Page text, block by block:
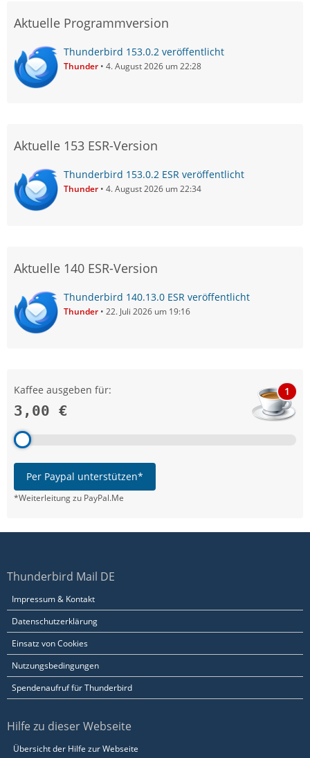
Aktuelle Programmversion
Thunderbird 153.0.2 veröffentlicht
Thunder 4. August 2026 um 22:28
Aktuelle 153 ESR-Version
Thunderbird 153.0.2 ESR veröffentlicht
Thunder 4. August 2026 um 22:34
Aktuelle 140 ESR-Version
Thunderbird 140.13.0 ESR veröffentlicht
Thunder 22. Juli 2026 um 19:16
Kaffee ausgeben für:
3,00 €
1
Per Paypal unterstützen*
*Weiterleitung zu PayPal.Me
Thunderbird Mail DE
Impressum & Kontakt
Datenschutzerklärung
Einsatz von Cookies
Nutzungsbedingungen
Spendenaufruf für Thunderbird
Hilfe zu dieser Webseite
Übersicht der Hilfe zur Webseite